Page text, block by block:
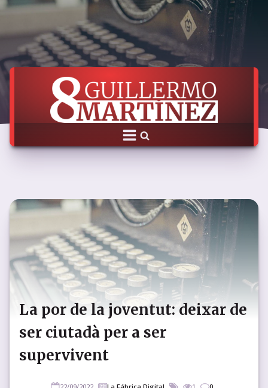
La por de la joventut: deixar de
ser ciutadà per a ser
supervivent